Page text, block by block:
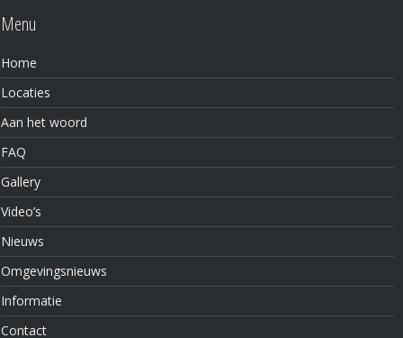
Menu
Home
Locaties
Aan het woord
FAQ
Gallery
Video’s
Nieuws
Omgevingsnieuws
Informatie
Contact